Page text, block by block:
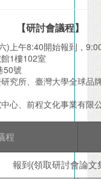
【研討會議程】
)上午8:40開始報到，
1樓102室
50號
究所、臺灣大學全球品
心、前程文化事業有限
程
報到(領取研討會論文